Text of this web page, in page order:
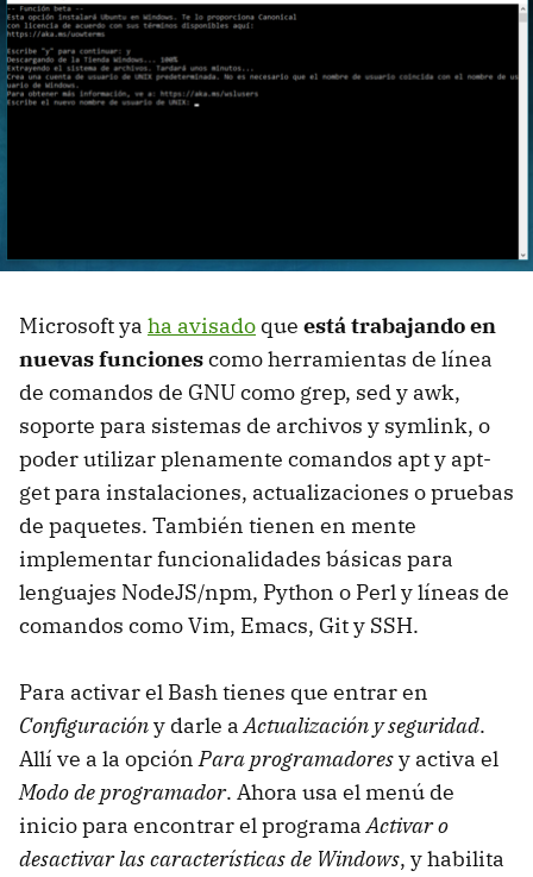
Microsoft ya ha avisado que está trabajando en
nuevas funcionescomo herramientas de línea
de comandos de GNU como grep, sed y awk,
soporte para sistemas de archivos y symlink, o
poder utilizar plenamente comandos apt y apt-
get para instalaciones, actualizaciones o pruebas
de paquetes. También tienen en mente
implementar funcionalidades básicas para
lenguajes NodeJS/npm, Python o Perl y líneas de
comandos como Vim, Emacs, Git y SSH.
Para activar el Bash tienes que entrar en
Configuracióny darle aActualización y seguridad.
Allí ve a la opciónPara programadoresy activa el
Modo de programador. Ahora usa el menú de
inicio para encontrar el programaActivar o
desactivar las características de Windows, y habilita